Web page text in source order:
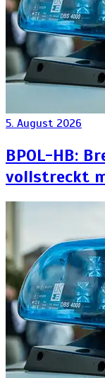
5. August 2026
BPOL-HB:
vollstreckt